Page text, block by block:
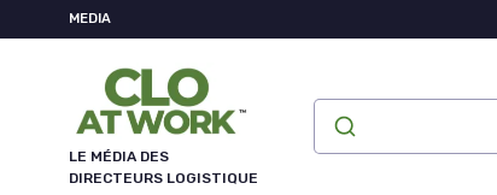
MEDIA
LE MÉDIA DES
DIRECTEURS LOGISTIQUE
Panneau de gestion des cookies